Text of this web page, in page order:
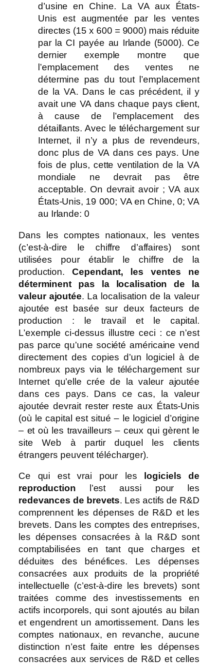
d’usine en Chine. La VA aux États-
Unis est augmentée par les ventes
directes (15 x 600 = 9000) mais réduite
par la CI payée au Irlande (5000). Ce
dernier exemple montre que
l’emplacement des ventes ne
détermine pas du tout l’emplacement
de la VA. Dans le cas précédent, il y
avait une VA dans chaque pays client,
à cause de l’emplacement des
détaillants. Avec le téléchargement sur
Internet, il n’y a plus de revendeurs,
donc plus de VA dans ces pays. Une
fois de plus, cette ventilation de la VA
mondiale ne devrait pas être
acceptable. On devrait avoir ; VA aux
États-Unis, 19 000; VA en Chine, 0; VA
au Irlande: 0
Dans les comptes nationaux, les ventes
(c’est-à-dire le chiffre d’affaires) sont
utilisées pour établir le chiffre de la
production.Cependant, les ventes ne
déterminent pas la localisation de la
valeur ajoutée. La localisation de la valeur
ajoutée est basée sur deux facteurs de
production : le travail et le capital.
L’exemple ci-dessus illustre ceci : ce n’est
pas parce qu’une société américaine vend
directement des copies d’un logiciel à de
nombreux pays via le téléchargement sur
Internet qu’elle crée de la valeur ajoutée
dans ces pays. Dans ce cas, la valeur
ajoutée devrait rester reste aux États-Unis
(où le capital est situé – le logiciel d’origine
– et où les travailleurs – ceux qui gèrent le
site Web à partir duquel les clients
étrangers peuvent télécharger).
Ce qui est vrai pour les
logiciels de
reproduction l’est aussi pour les
redevances de brevets. Les actifs de R&D
comprennent les dépenses de R&D et les
brevets. Dans les comptes des entreprises,
les dépenses consacrées à la R&D sont
comptabilisées en tant que charges et
déduites des bénéfices. Les dépenses
consacrées aux produits de la propriété
intellectuelle (c’est‑à‑dire les brevets) sont
traitées comme des investissements en
actifs incorporels, qui sont ajoutés au bilan
et engendrent un amortissement. Dans les
comptes nationaux, en revanche, aucune
distinction n’est faite entre les dépenses
consacrées aux services de R&D et celles